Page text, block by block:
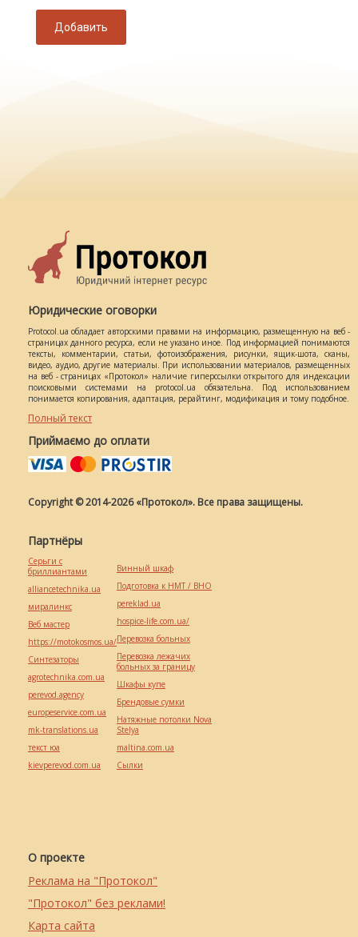
Добавить
Юридические оговорки
Protocol.ua обладает авторскими правами на информацию, размещенную на веб -
страницах данного ресурса, если не указано иное. Под информацией понимаются
тексты, комментарии, статьи, фотоизображения, рисунки, ящик-шота, сканы,
видео, аудио, другие материалы. При использовании материалов, размещенных
на веб - страницах «Протокол» наличие гиперссылки открытого для индексации
поисковыми системами на protocol.ua обязательна. Под использованием
понимается копирования, адаптация, рерайтинг, модификация и тому подобное.
Полный текст
Приймаємо до оплати
Copyright © 2014-2026 «Протокол». Все права защищены.
О проекте
Реклама на "Протокол"
"Протокол" без реклами!
Карта сайта
Партнёры
Серьги с
бриллиантами
alliancetechnika.ua
миралинкс
Веб мастер
https://motokosmos.ua/
Синтезаторы
agrotechnika.com.ua
perevod.agency
europeservice.com.ua
mk-translations.ua
текст юа
kievperevod.com.ua
Винный шкаф
Подготовка к НМТ / ВНО
pereklad.ua
hospice-life.com.ua/
Перевозка больных
Перевозка лежачих
больных за границу
Шкафы купе
Брендовые сумки
Натяжные потолки Nova
Stelya
maltina.com.ua
Cылки